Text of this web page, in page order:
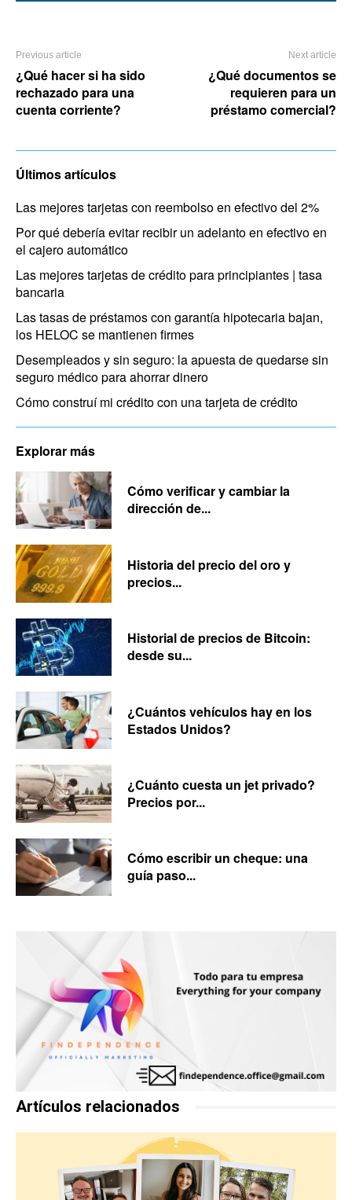
Previous article
¿Qué hacer si ha sido
rechazado para una
cuenta corriente?
Next article
¿Qué documentos se
requieren para un
préstamo comercial?
Últimos artículos
Las mejores tarjetas con reembolso en efectivo del 2%
Por qué debería evitar recibir un adelanto en efectivo en
el cajero automático
Las mejores tarjetas de crédito para principiantes | tasa
bancaria
Las tasas de préstamos con garantía hipotecaria bajan,
los HELOC se mantienen firmes
Desempleados y sin seguro: la apuesta de quedarse sin
seguro médico para ahorrar dinero
Cómo construí mi crédito con una tarjeta de crédito
Explorar más
Cómo verificar y cambiar la
dirección de...
Historia del precio del oro y
precios...
Historial de precios de Bitcoin:
desde su...
¿Cuántos vehículos hay en los
Estados Unidos?
¿Cuánto cuesta un jet privado?
Precios por...
Cómo escribir un cheque: una
guía paso...
Artículos relacionados